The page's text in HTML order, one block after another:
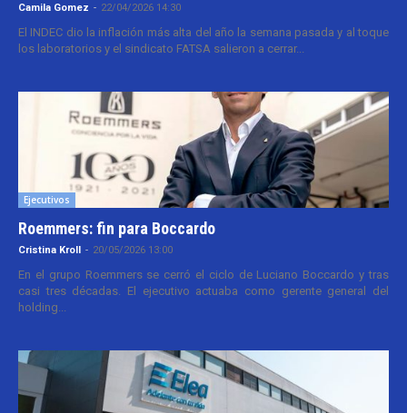
Camila Gomez - 22/04/2026 14:30
El INDEC dio la inflación más alta del año la semana pasada y al toque
los laboratorios y el sindicato FATSA salieron a cerrar...
Ejecutivos
Roemmers: fin para Boccardo
Cristina Kroll - 20/05/2026 13:00
En el grupo Roemmers se cerró el ciclo de Luciano Boccardo y tras
casi tres décadas. El ejecutivo actuaba como gerente general del
holding...